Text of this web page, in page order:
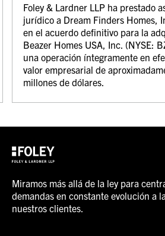
Foley & Lardner LLP ha prestado
jurídico a Dream Finders Homes,
en el acuerdo definitivo para la
Beazer Homes USA, Inc. (NYSE:
una operación íntegramente en
valor empresarial de
millones de dólares.
Miramos más allá de la ley para
demandas en constante evolución a
nuestros clientes.